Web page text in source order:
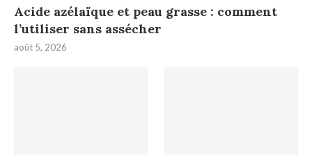
Acide azélaïque et peau grasse : comment
l’utiliser sans assécher
août 5, 2026